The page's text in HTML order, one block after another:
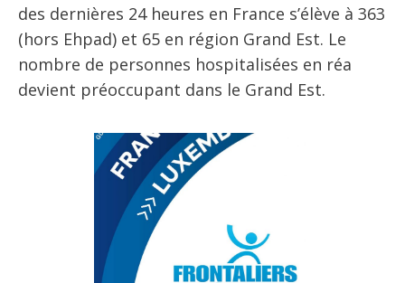
des dernières 24 heures en France s’élève à 363
(hors Ehpad) et 65 en région Grand Est. Le
nombre de personnes hospitalisées en réa
devient préoccupant dans le Grand Est.